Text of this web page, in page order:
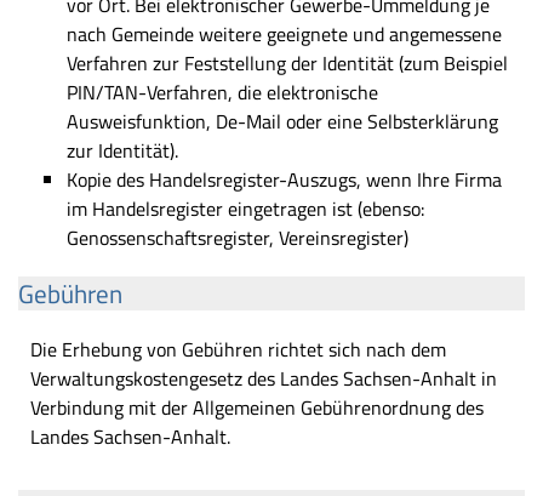
nach Gemeinde weitere geeignete und angemessene
Verfahren zur Feststellung der Identität (zum Beispiel
PIN/TAN-Verfahren, die elektronische
Ausweisfunktion, De-Mail oder eine Selbsterklärung
zur Identität).
Kopie des Handelsregister-Auszugs, wenn Ihre Firma
im Handelsregister eingetragen ist (ebenso:
Genossenschaftsregister, Vereinsregister)
Gebühren
Die Erhebung von Gebühren richtet sich nach dem
Verwaltungskostengesetz des Landes Sachsen-Anhalt in
Verbindung mit der Allgemeinen Gebührenordnung des
Landes Sachsen-Anhalt.